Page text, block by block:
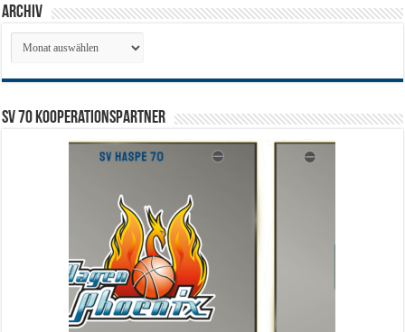
Archiv
Archiv
SV 70 Kooperationspartner